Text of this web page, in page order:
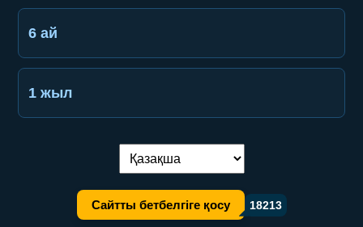
6 ай
1 жыл
Тілді ауыстыру:
Сайтты бетбелгіге қосу 18213